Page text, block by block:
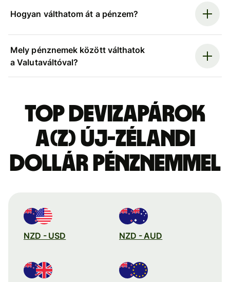
Hogyan válthatom át a pénzem?
Mely pénznemek között válthatok
a Valutaváltóval?
Top devizapárok
a(z) új-zélandi
dollár pénznemmel
NZD - USD NZD - AUD